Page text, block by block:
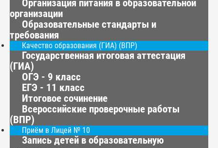
Организация питания в образовательной
организации
Образовательные стандарты и
требования
Качество образования (ГИА) (ВПР)
Государственная итоговая аттестация
(ГИА)
ОГЭ - 9 класс
ЕГЭ - 11 класс
Итоговое сочинение
Всероссийские проверочные работы
(ВПР)
Приём в Лицей № 10
Запись детей в образовательную